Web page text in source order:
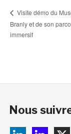
Visite démo du
Branly et de son
immersif
Nous